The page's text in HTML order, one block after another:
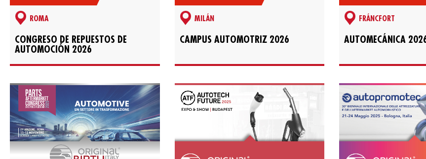
ROMA
CONGRESO DE REPUESTOS DE
AUTOMOCIÓN 2026
MILÁN
CAMPUS AUTOMOTRIZ 2026
FRÁNCFORT
AUTOMECÁNICA